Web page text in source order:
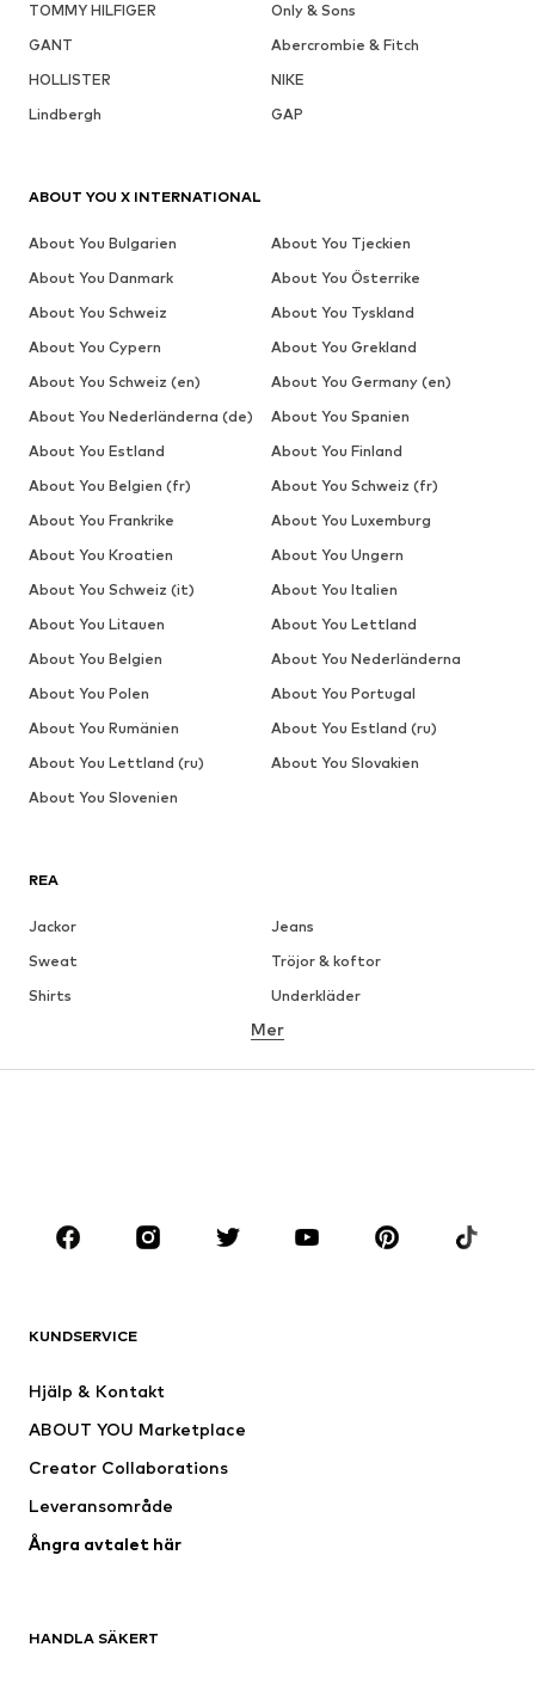
TOMMY HILFIGER
Only & Sons
GANT
Abercrombie & Fitch
HOLLISTER
NIKE
Lindbergh
GAP
REA
Jackor
Jeans
Sweat
Tröjor & koftor
Shirts
Underkläder
Skjortor
Rockar
Kostymer & kavajer
KLÄDER
Jackor
Badkläder
Tillfällen
Upcycling
Nytt
Mer
KUNDSERVICE
Hjälp & Kontakt
ABOUT YOU Marketplace
Creator Collaborations
Leveransområde
Ångra avtalet här
HANDLA SÄKERT
ABOUT YOU X INTERNATIONAL
About You Bulgarien
About You Tjeckien
About You Danmark
About You Österrike
About You Schweiz
About You Tyskland
About You Cypern
About You Grekland
About You Schweiz (en)
About You Germany (en)
About You Nederländerna (de)
About You Spanien
About You Estland
About You Finland
About You Belgien (fr)
About You Schweiz (fr)
About You Frankrike
About You Luxemburg
About You Kroatien
About You Ungern
About You Schweiz (it)
About You Italien
About You Litauen
About You Lettland
About You Belgien
About You Nederländerna
About You Polen
About You Portugal
About You Rumänien
About You Estland (ru)
About You Lettland (ru)
About You Slovakien
About You Slovenien